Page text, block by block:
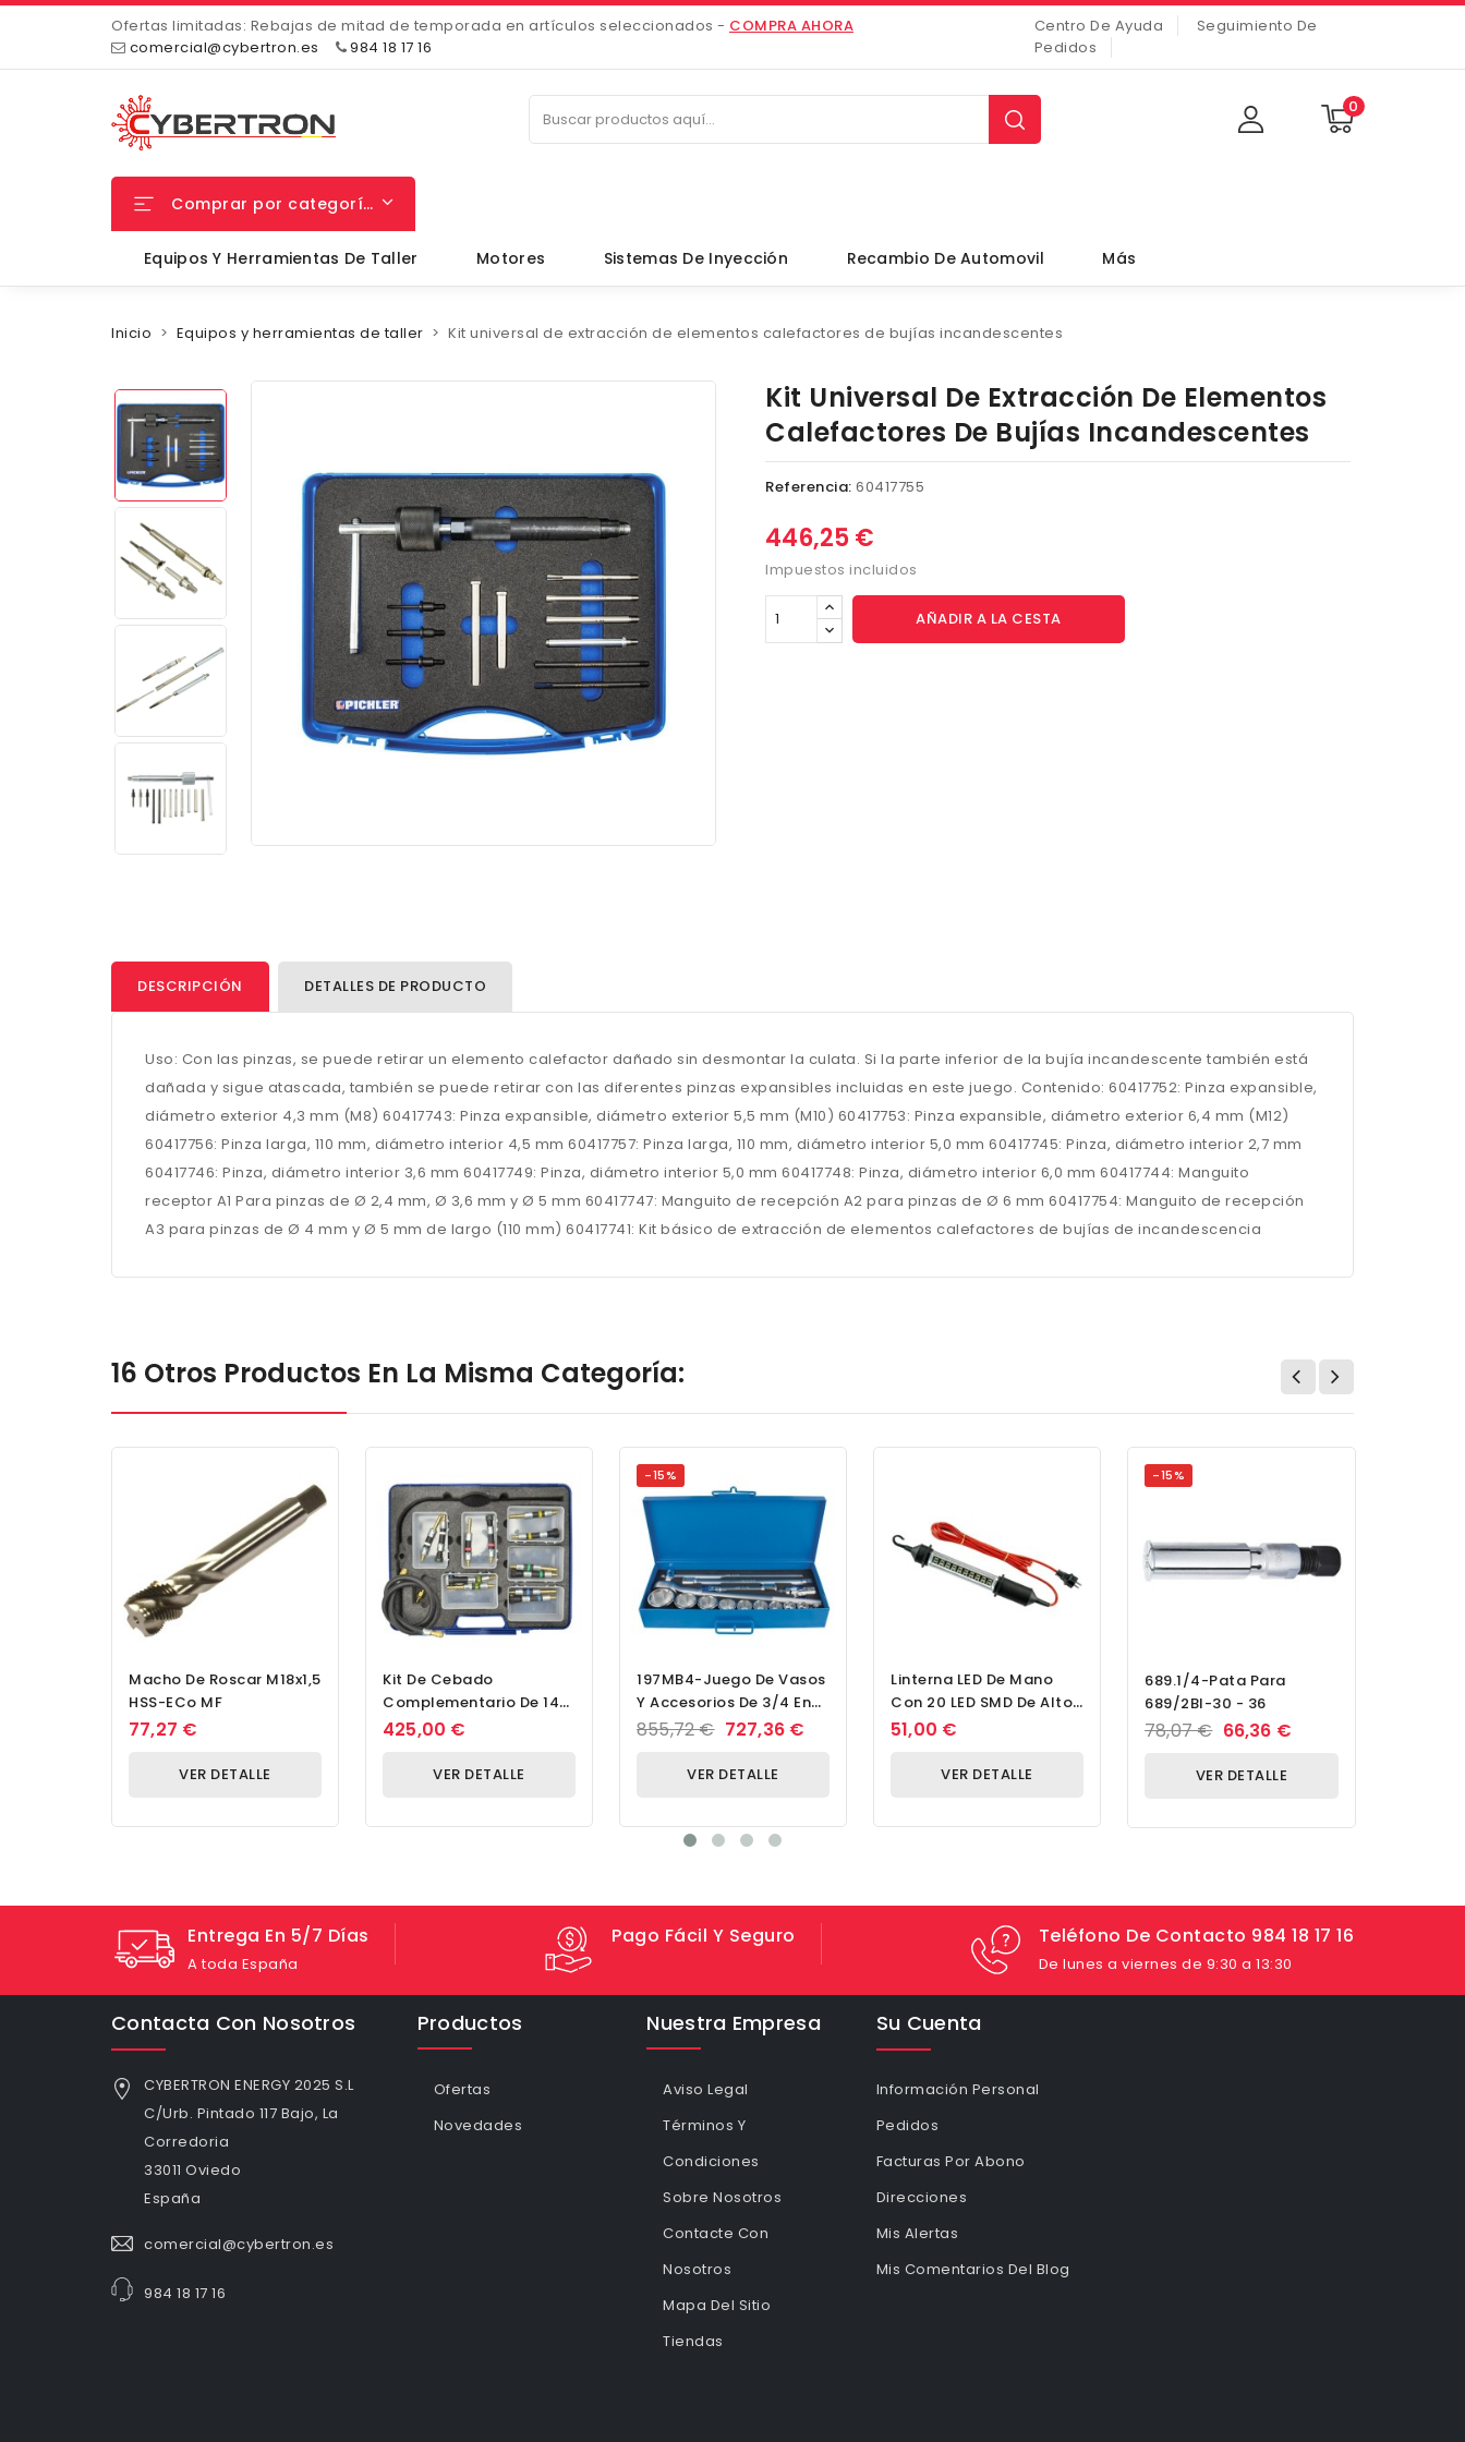
Ofertas limitadas: Rebajas de mitad de temporada en artículos seleccionados - COMPRA AHORA
comercial@cybertron.es
984 18 17 16
Centro De Ayuda
Seguimiento De
Pedidos
0
Comprar por categorías
Equipos Y Herramientas De Taller Motores Sistemas De Inyección Recambio De Automovil Más
Inicio Equipos y herramientas de taller Kit universal de extracción de elementos calefactores de bujías incandescentes
Kit Universal De Extracción De Elementos
Calefactores De Bujías Incandescentes
Referencia: 60417755
446,25 €
Impuestos incluidos
AÑADIR A LA CESTA
DESCRIPCIÓN DETALLES DE PRODUCTO
Uso: Con las pinzas, se puede retirar un elemento calefactor dañado sin desmontar la culata. Si la parte inferior de la bujía incandescente también está
dañada y sigue atascada, también se puede retirar con las diferentes pinzas expansibles incluidas en este juego. Contenido: 60417752: Pinza expansible,
diámetro exterior 4,3 mm (M8) 60417743: Pinza expansible, diámetro exterior 5,5 mm (M10) 60417753: Pinza expansible, diámetro exterior 6,4 mm (M12)
60417756: Pinza larga, 110 mm, diámetro interior 4,5 mm 60417757: Pinza larga, 110 mm, diámetro interior 5,0 mm 60417745: Pinza, diámetro interior 2,7 mm
60417746: Pinza, diámetro interior 3,6 mm 60417749: Pinza, diámetro interior 5,0 mm 60417748: Pinza, diámetro interior 6,0 mm 60417744: Manguito
receptor A1 Para pinzas de Ø 2,4 mm, Ø 3,6 mm y Ø 5 mm 60417747: Manguito de recepción A2 para pinzas de Ø 6 mm 60417754: Manguito de recepción
A3 para pinzas de Ø 4 mm y Ø 5 mm de largo (110 mm) 60417741: Kit básico de extracción de elementos calefactores de bujías de incandescencia
16 Otros Productos En La Misma Categoría:
Macho De Roscar M18x1,5
HSS-ECo MF
77,27 €
VER DETALLE
Kit De Cebado
Complementario De 14
Piezas Con
425,00 €
VER DETALLE
-15%
197MB4-Juego De Vasos
Y Accesorios De 3/4 En
Caja Metálica-22 -
855,72 € 727,36 €
VER DETALLE
Linterna LED De Mano
Con 20 LED SMD De Alto
Rendimiento
51,00 €
VER DETALLE
-15%
689.1/4-Pata Para
689/2BI-30 - 36
78,07 € 66,36 €
VER DETALLE
Entrega En 5/7 Días
A toda España
Pago Fácil Y Seguro Teléfono De Contacto 984 18 17 16
De lunes a viernes de 9:30 a 13:30
Contacta Con Nosotros
CYBERTRON ENERGY 2025 S.L
C/Urb. Pintado 117 Bajo, La
Corredoria
33011 Oviedo
España
comercial@cybertron.es
984 18 17 16
Productos
Ofertas
Novedades
Nuestra Empresa
Aviso Legal
Términos Y
Condiciones
Sobre Nosotros
Contacte Con
Nosotros
Mapa Del Sitio
Tiendas
Su Cuenta
Información Personal
Pedidos
Facturas Por Abono
Direcciones
Mis Alertas
Mis Comentarios Del Blog